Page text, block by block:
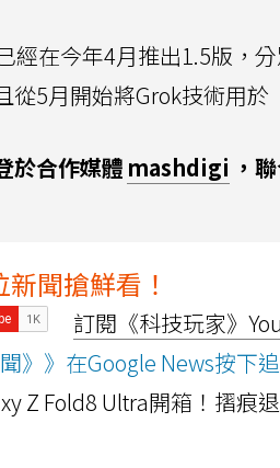
經在今年4月推出1.5版，
從5月開始將Grok技術用於
於合作媒體 mashdigi ，
新聞搶鮮看！
訂閱《科技玩家》
》》在Google News按下
Z Fold8 Ultra開箱！摺痕